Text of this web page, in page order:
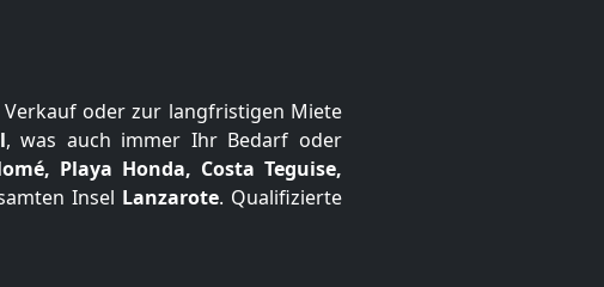
oder zur langfristigen Miete
, was auch immer Ihr Bedarf oder
Playa Honda, Costa Teguise,
Insel Lanzarote. Qualifizierte